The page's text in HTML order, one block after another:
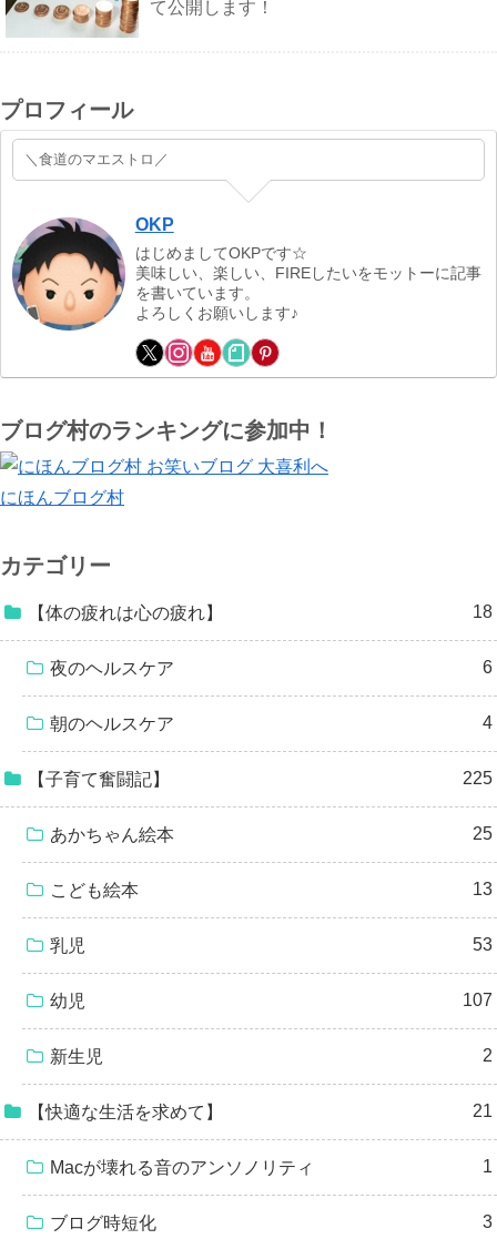
て公開します！
プロフィール
＼食道のマエストロ／
OKP
はじめましてOKPです☆
美味しい、楽しい、FIREしたいをモットーに記事
を書いています。
よろしくお願いします♪
ブログ村のランキングに参加中！
にほんブログ村
カテゴリー
【体の疲れは心の疲れ】 18
夜のヘルスケア 6
朝のヘルスケア 4
【子育て奮闘記】 225
あかちゃん絵本 25
こども絵本 13
乳児 53
幼児 107
新生児 2
【快適な生活を求めて】 21
Macが壊れる音のアンソノリティ 1
ブログ時短化 3